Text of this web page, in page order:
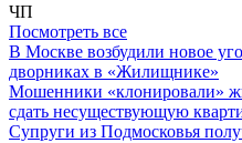
ЧП
Посмотреть все
В Москве возбудили новое
дворниках в «Жилищнике»
Мошенники «клонировали»
сдать несуществующую
Супруги из Подмосковья